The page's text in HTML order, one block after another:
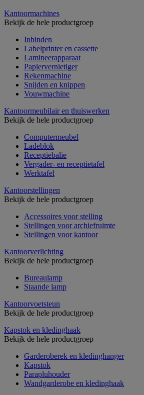
Kantoormachines
Bekijk de hele productgroep
Inbinden
Labelprinter en cassette
Lamineerapparaat
Papiervernietiger
Rekenmachine
Snijden en knippen
Vouwmachine
Kantoormeubilair en thuiswerken
Bekijk de hele productgroep
Computermeubel
Ladeblok
Receptiebalie
Vergader- en receptietafel
Werktafel
Kantoorstellingen
Bekijk de hele productgroep
Accessoires voor stelling
Stellingen voor archiefruimte
Stellingen voor kantoor
Kantoorverlichting
Bekijk de hele productgroep
Bureaulamp
Staande lamp
Kantoorvoetsteun
Bekijk de hele productgroep
Kapstok en kledinghaak
Bekijk de hele productgroep
Garderoberek en kledinghanger
Kapstok
Parapluhouder
Wandgarderobe en kledinghaak